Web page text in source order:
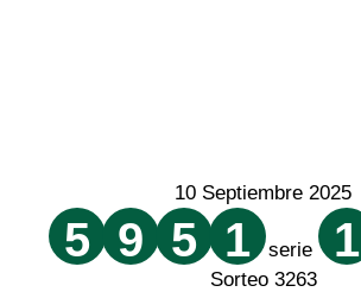
10 Septiembre 2025
5 9 5 1 serie 1
Sorteo 3263